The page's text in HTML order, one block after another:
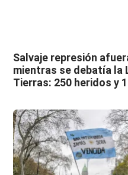
Salvaje represión
mientras se debatía la
Tierras: 250 heridos y